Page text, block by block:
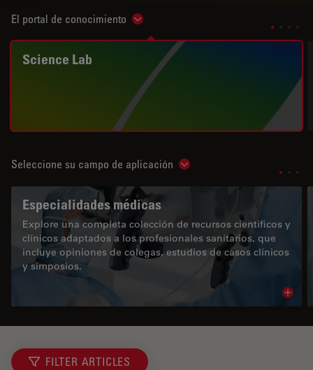
El portal de conocimiento Show subnavigation
Science Lab
Seleccione su campo de aplicación Show subnavigation
Especialidades médicas
Explore una completa colección de recursos científicos y
clínicos adaptados a los profesionales sanitarios, que
incluye opiniones de colegas, estudios de casos clínicos
y simposios.
FILTER ARTICLES